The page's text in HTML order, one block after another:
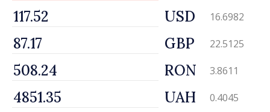
USD 16.6982
GBP 22.5125
RON 3.8611
UAH 0.4045